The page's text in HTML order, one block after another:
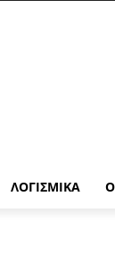
ΛΟΓΙΣΜΙΚΆ